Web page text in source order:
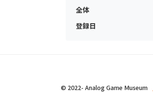
全体
登録日
© 2022- Analog Game Museum